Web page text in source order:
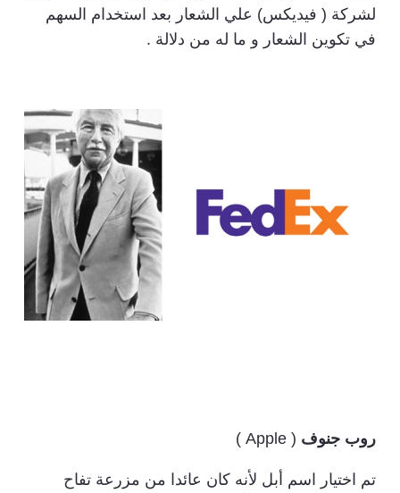
لشركة ( فيديكس) علي الشعار بعد استخدام السهم
في تكوين الشعار و ما له من دلالة .
روب جنوف ( Apple )
تم اختيار اسم أبل لأنه كان عائدا من مزرعة تفاح